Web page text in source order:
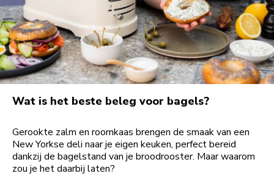
Wat is het beste beleg voor bagels?
Gerookte zalm en roomkaas brengen de smaak van een
New Yorkse deli naar je eigen keuken, perfect bereid
dankzij de bagelstand van je broodrooster. Maar waarom
zou je het daarbij laten?